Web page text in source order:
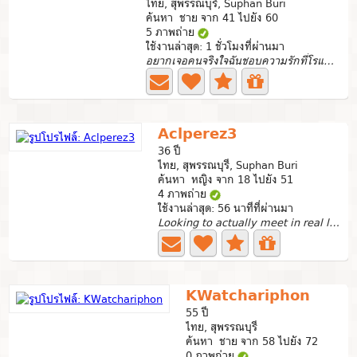
ค้นหา ชาย จาก 41 ไปยัง 60
5 ภาพถ่าย
ใช้งานล่าสุด: 1 ชั่วโมงที่ผ่านมา
อยากเจอคนจริงใจฉันชอบความรักที่โรแมนติก
Aclperez3
36 ปี
ไทย, สุพรรณบุรี, Suphan Buri
ค้นหา หญิง จาก 18 ไปยัง 51
4 ภาพถ่าย
ใช้งานล่าสุด: 56 นาทีที่ผ่านมา
Looking to actually meet in real life and see if we have...
KWatchariphon
55 ปี
ไทย, สุพรรณบุรี
ค้นหา ชาย จาก 58 ไปยัง 72